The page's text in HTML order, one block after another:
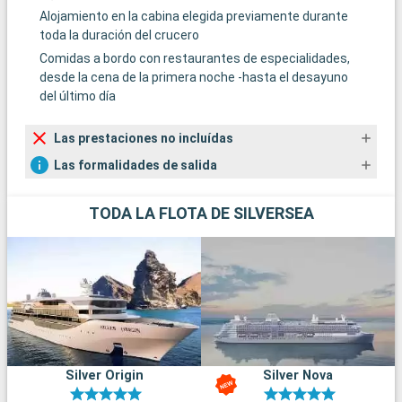
de la naturaleza, ya que ofrece un entorno salvaje y virgen. El
monte Beerenberg, un volcán activo, ofrece espectaculares
excursiones para los más aventureros. Observe la singular
fauna ártica, que incluye focas y aves marinas. Este apartado
destino es perfecto para quienes buscan desconectar y
Grundarfjordur
Llegada
Salida
18:30
Dominada por el monte Kirkjufell, la ciudad ofrece un paisaje
alrededores revelan cascadas y formaciones rocosas. La
cultura islandesa, con sus leyendas y gastronomía, enriquece
esta escala.
Reykjavik
Llegada
07:00
Salida
00:00
Reikiavik, la capital de Islandia, es una ciudad vibrante rodeada
de impresionantes paisajes naturales. Visite la emblemática
Alojamiento en la cabina elegida previamente durante
toda la duración del crucero
Comidas a bordo con restaurantes de especialidades,
desde la cena de la primera noche -hasta el desayuno
del último día
Las prestaciones no incluídas
Las formalidades de salida
TODA LA FLOTA DE SILVERSEA
Silver Origin Silver Nova